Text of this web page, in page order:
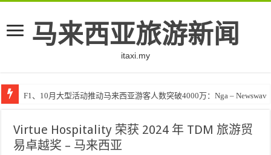
马来西亚旅游新闻
itaxi.my
F1、10月大型活动推动马来西亚游客人数突破4000万：Nga – Newswav
Virtue Hospitality 荣获 2024 年 TDM 旅游贸
易卓越奖 – 马来西亚